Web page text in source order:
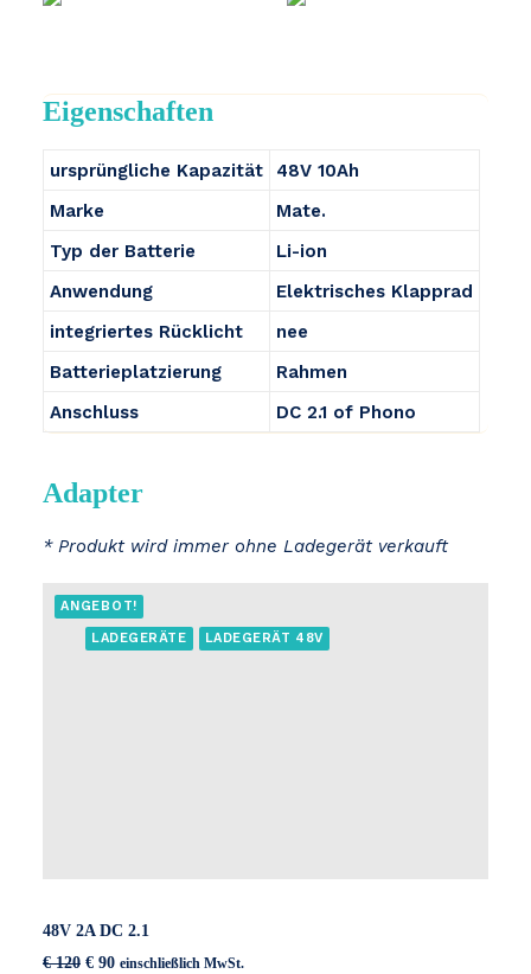
Eigenschaften
ursprüngliche Kapazität
48V 10Ah
Marke
Mate.
Typ der Batterie
Li-ion
Anwendung
Elektrisches Klapprad
integriertes Rücklicht
nee
Batterieplatzierung
Rahmen
Anschluss
DC 2.1 of Phono
Adapter
* Produkt wird immer ohne Ladegerät verkauft
LADEGERÄTE LADEGERÄT 48V
ANGEBOT!
48V 2A DC 2.1
€120 Ursprünglicher
€ 90Aktueller
einschließlich MwSt.